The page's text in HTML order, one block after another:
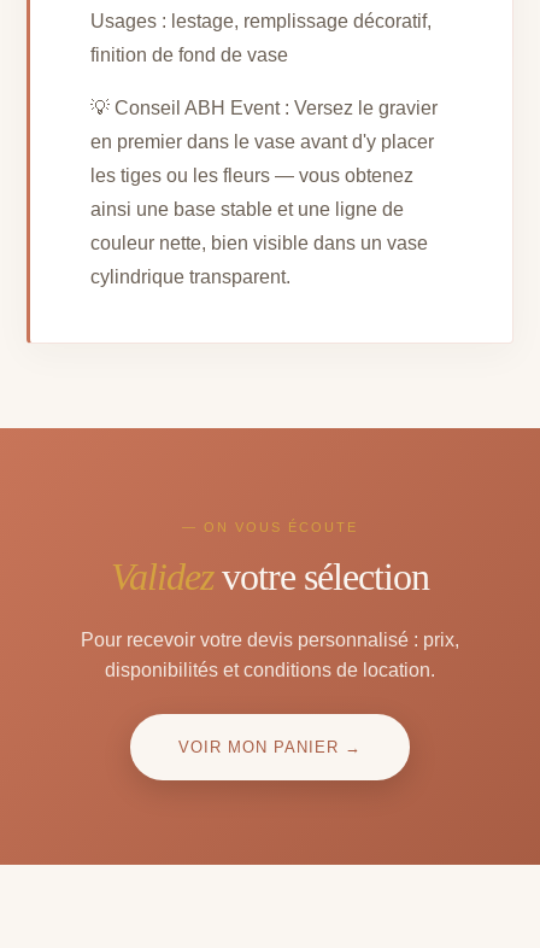
Usages : lestage, remplissage décoratif,
finition de fond de vase
💡 Conseil ABH Event : Versez le gravier
en premier dans le vase avant d'y placer
les tiges ou les fleurs — vous obtenez
ainsi une base stable et une ligne de
couleur nette, bien visible dans un vase
cylindrique transparent.
— ON VOUS ÉCOUTE
Validezvotre sélection
Pour recevoir votre devis personnalisé : prix,
disponibilités et conditions de location.
VOIR MON PANIER →